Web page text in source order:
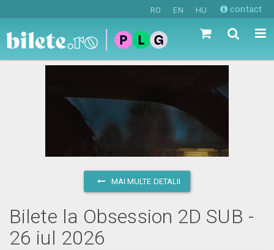
RO EN HU contact
MAI MULTE DETALII
Bilete la Obsession 2D SUB -
26 iul 2026